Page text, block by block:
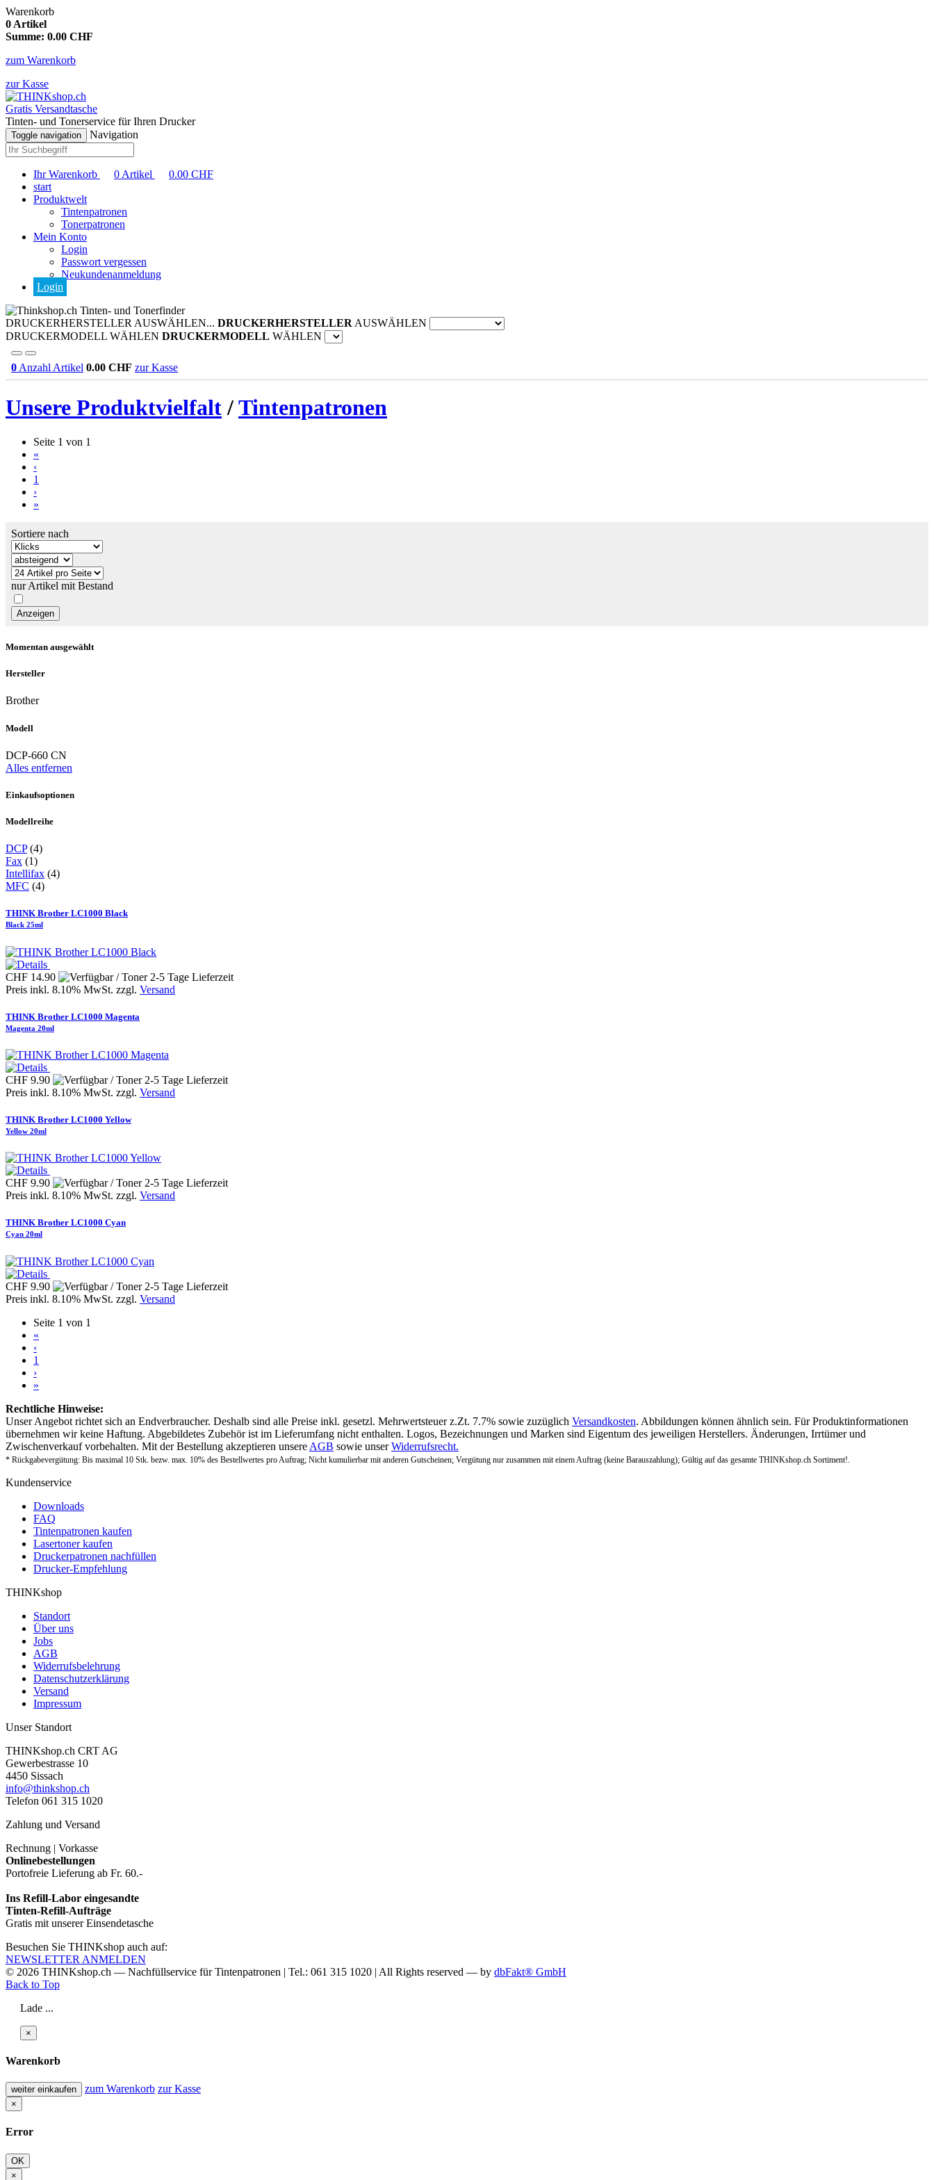
Warenkorb
0 Artikel
Summe: 0.00 CHF
zum Warenkorb
zur Kasse
Gratis Versandtasche
Tinten- und Tonerservice für Ihren Drucker
Toggle navigation Navigation
Ihr Warenkorb 0 Artikel 0.00 CHF
start
Produktwelt
Tintenpatronen
Tonerpatronen
Mein Konto
Login
Passwort vergessen
Neukundenanmeldung
Login
Tinten- und Tonerfinder
DRUCKERHERSTELLER AUSWÄHLEN... DRUCKERHERSTELLER AUSWÄHLEN
DRUCKERMODELL WÄHLEN DRUCKERMODELL WÄHLEN
0 Anzahl Artikel 0.00 CHF zur Kasse
Unsere Produktvielfalt/Tintenpatronen
Seite 1 von 1
«
‹
1
›
»
Sortiere nach
nur Artikel mit Bestand
Momentan ausgewählt
Hersteller
Brother
Modell
DCP-660 CN
Alles entfernen
Einkaufsoptionen
Modellreihe
DCP(4)
Fax (1)
Intellifax (4)
MFC (4)
THINK Brother LC1000 Black
Black 25ml
CHF 14.90
Preis inkl. 8.10% MwSt. zzgl. Versand
THINK Brother LC1000 Magenta
Magenta 20ml
CHF 9.90
Preis inkl. 8.10% MwSt. zzgl. Versand
THINK Brother LC1000 Yellow
Yellow 20ml
CHF 9.90
Preis inkl. 8.10% MwSt. zzgl. Versand
THINK Brother LC1000 Cyan
Cyan 20ml
CHF 9.90
Preis inkl. 8.10% MwSt. zzgl. Versand
Seite 1 von 1
«
‹
1
›
»
Rechtliche Hinweise:
Unser Angebot richtet sich an Endverbraucher. Deshalb sind alle Preise inkl. gesetzl. Mehrwertsteuer z.Zt. 7.7% sowie zuzüglich Versandkosten. Abbildungen können ähnlich sein. Für Produktinformationen
übernehmen wir keine Haftung. Abgebildetes Zubehör ist im Lieferumfang nicht enthalten. Logos, Bezeichnungen und Marken sind Eigentum des jeweiligen Herstellers. Änderungen, Irrtümer und
Zwischenverkauf vorbehalten. Mit der Bestellung akzeptieren unsere AGB sowie unserWiderrufsrecht.
* Rückgabevergütung: Bis maximal 10 Stk. bezw. max. 10% des Bestellwertes pro Auftrag; Nicht kumulierbar mit anderen Gutscheinen; Vergütung nur zusammen mit einem Auftrag (keine Barauszahlung); Gültig auf das gesamte THINKshop.ch Sortiment!.
Kundenservice
Downloads
FAQ
Tintenpatronen kaufen
Lasertoner kaufen
Druckerpatronen nachfüllen
Drucker-Empfehlung
THINKshop
Standort
Über uns
Jobs
AGB
Widerrufsbelehrung
Datenschutzerklärung
Versand
Impressum
Unser Standort
THINKshop.ch CRT AG
Gewerbestrasse 10
4450 Sissach
info@thinkshop.ch
Telefon 061 315 1020
Zahlung und Versand
Rechnung | Vorkasse
Onlinebestellungen
Portofreie Lieferung ab Fr. 60.-
Ins Refill-Labor eingesandte
Tinten-Refill-Aufträge
Gratis mit unserer Einsendetasche
Besuchen Sie THINKshop auch auf:
NEWSLETTER ANMELDEN
© 2026 THINKshop.ch — Nachfüllservice fürTintenpatronen | Tel.: 061 315 1020 | All Rights reserved — by dbFakt® GmbH
Back to Top
Lade ...
×
Warenkorb
weiter einkaufen zum Warenkorb zur Kasse
×
Error
OK
×